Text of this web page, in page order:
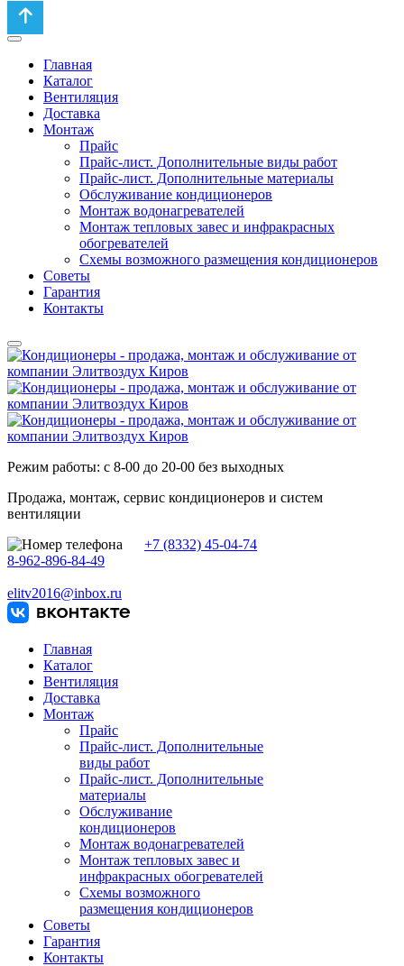
Главная
Каталог
Вентиляция
Доставка
Монтаж
Прайс
Прайс-лист. Дополнительные виды работ
Прайс-лист. Дополнительные материалы
Обслуживание кондиционеров
Монтаж водонагревателей
Монтаж тепловых завес и инфракрасных
обогревателей
Схемы возможного размещения кондиционеров
Советы
Гарантия
Контакты
Режим работы: с 8-00 до 20-00 без выходных
Продажа, монтаж, сервис кондиционеров и систем
вентиляции
+7 (8332) 45-04-74
8-962-896-84-49
elitv2016@inbox.ru
Главная
Каталог
Вентиляция
Доставка
Монтаж
Прайс
Прайс-лист. Дополнительные
виды работ
Прайс-лист. Дополнительные
материалы
Обслуживание
кондиционеров
Монтаж водонагревателей
Монтаж тепловых завес и
инфракрасных обогревателей
Схемы возможного
размещения кондиционеров
Советы
Гарантия
Контакты